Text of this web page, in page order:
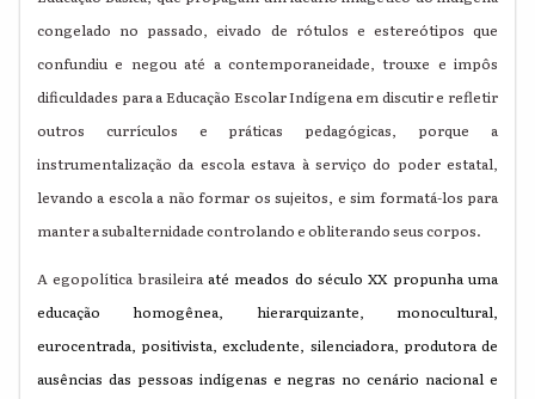
congelado no passado, eivado de rótulos e estereótipos que
confundiu e negou até a contemporaneidade, trouxe e impôs
dificuldades para a Educação Escolar Indígena em discutir e refletir
outros currículos e práticas pedagógicas, porque a
instrumentalização da escola estava à serviço do poder estatal,
levando a escola a não formar os sujeitos, e sim formatá-los para
manter a subalternidade controlando e obliterando seus corpos.
A egopolítica brasileira até meados do século XX propunha uma
educação homogênea, hierarquizante, monocultural,
eurocentrada, positivista, excludente, silenciadora, produtora de
ausências das pessoas indígenas e negras no cenário nacional e